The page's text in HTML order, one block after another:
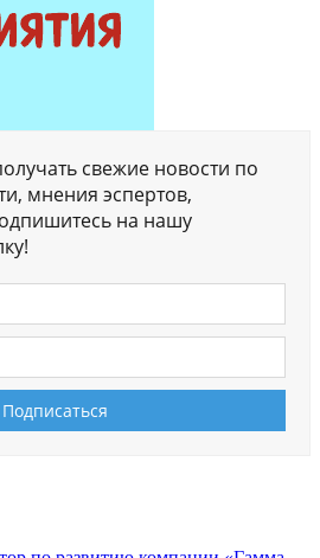
свежие новости по
мнения эспертов,
на нашу